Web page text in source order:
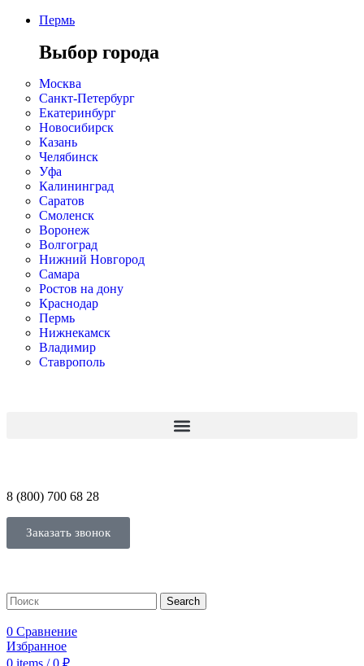
Пермь
Выбор города
Москва
Санкт-Петербург
Екатеринбург
Новосибирск
Казань
Челябинск
Уфа
Калининград
Саратов
Смоленск
Воронеж
Волгоград
Нижний Новгород
Самара
Ростов на дону
Краснодар
Пермь
Нижнекамск
Владимир
Ставрополь
8 (800) 700 68 28
Заказать звонок
Search
0 Сравнение
Избранное
0 items / 0 ₽